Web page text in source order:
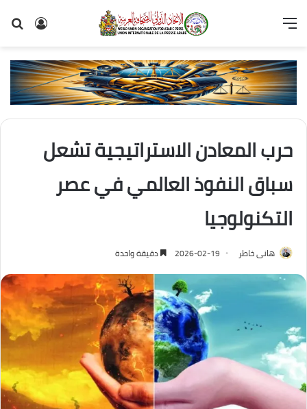
تسجيل
القائمة
حرب المعادن الاستراتيجية تشعل
سباق النفوذ العالمي في عصر
التكنولوجيا
هانى خاطر 2026-02-19 دقيقة واحدة